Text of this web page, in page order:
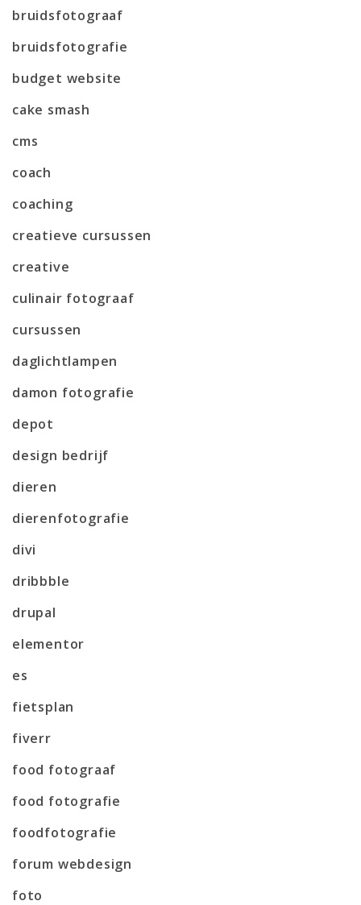
bruidsfotograaf
bruidsfotografie
budget website
cake smash
cms
coach
coaching
creatieve cursussen
creative
culinair fotograaf
cursussen
daglichtlampen
damon fotografie
depot
design bedrijf
dieren
dierenfotografie
divi
dribbble
drupal
elementor
es
fietsplan
fiverr
food fotograaf
food fotografie
foodfotografie
forum webdesign
foto